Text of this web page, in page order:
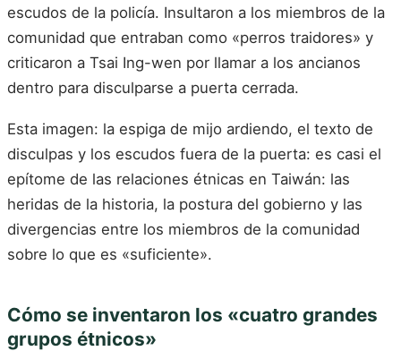
escudos de la policía. Insultaron a los miembros de la
comunidad que entraban como «perros traidores» y
criticaron a Tsai Ing-wen por llamar a los ancianos
dentro para disculparse a puerta cerrada.
Esta imagen: la espiga de mijo ardiendo, el texto de
disculpas y los escudos fuera de la puerta: es casi el
epítome de las relaciones étnicas en Taiwán: las
heridas de la historia, la postura del gobierno y las
divergencias entre los miembros de la comunidad
sobre lo que es «suficiente».
Cómo se inventaron los «cuatro grandes
grupos étnicos»